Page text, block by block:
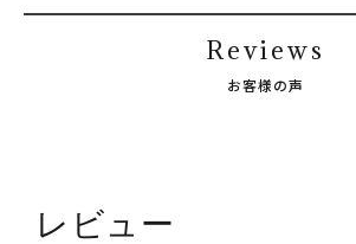
Reviews
お客様の声
レビュー